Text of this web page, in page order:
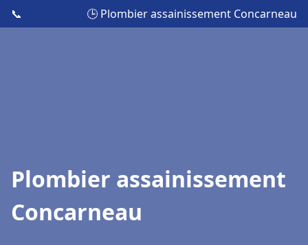
📞 🕒 Plombier assainissement Concarneau
Plombier assainissement
Concarneau